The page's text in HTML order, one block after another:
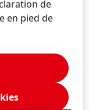
différents
Adhesive
organique des
précédente.
l'impact
de
en pied de